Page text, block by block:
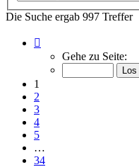
Die Suche ergab 997 Treffer
von
Gehe zu Seite:
1
2
3
4
5
…
34